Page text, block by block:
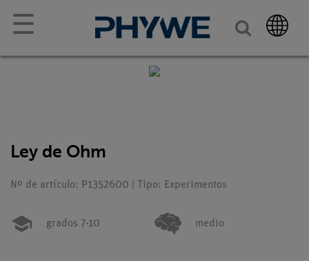
☰
Ley de Ohm
Nº de artículo: P1352600 | Tipo: Experimentos
grados 7-10 medio